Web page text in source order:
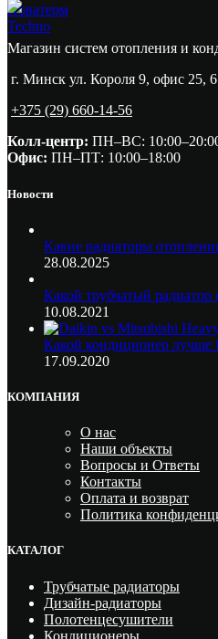
Новатерм
Techno
Магазин систем отопления и
г. Минск ул. Короля 9, офис 25,
+375 (29) 660-14-56
Колл-центр: ПН–ВС:
Офис: ПН–ПТ: 10:00–18:00
Новости
Какие радиаторы
28.08.2025
Какой трубчатый радиатор
10.08.2021
Какой кондиционер лучше
17.09.2020
КОМПАНИЯ
О нас
Наши объекты
Вопросы и Ответы
Контакты
Оплата и возврат
Политика
КАТАЛОГ
Трубчатые радиаторы
Дизайн-радиаторы
Полотенцесушители
Кондиционеры